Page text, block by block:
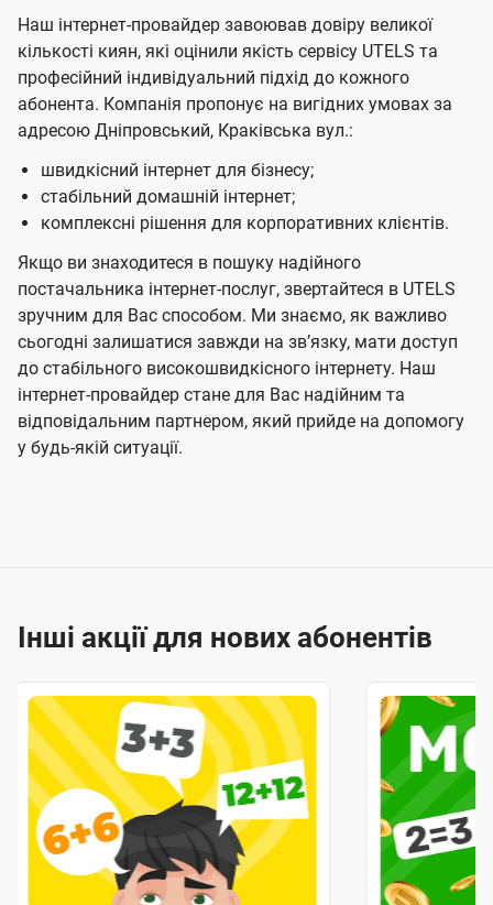
Наш інтернет-провайдер завоював довіру великої
кількості киян, які оцінили якість сервісу UTELS та
професійний індивідуальний підхід до кожного
абонента. Компанія пропонує на вигідних умовах за
адресою Дніпровський, Краківська вул.:
швидкісний інтернет для бізнесу;
стабільний домашній інтернет;
комплексні рішення для корпоративних клієнтів.
Якщо ви знаходитеся в пошуку надійного
постачальника інтернет-послуг, звертайтеся в UTELS
зручним для Вас способом. Ми знаємо, як важливо
сьогодні залишатися завжди на звʼязку, мати доступ
до стабільного високошвидкісного інтернету. Наш
інтернет-провайдер стане для Вас надійним та
відповідальним партнером, який прийде на допомогу
у будь-якій ситуації.
Інші акції для нових абонентів